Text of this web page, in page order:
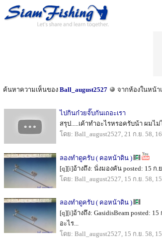
ค้นหาความเห็นของ Ball_august2527 จากห้องในหน้า
ไปกินก๋วยจั๊บกันเถอะเรา
สรุป.....เค้าทำอะไรหรอครับน้า ผมไม่
โดย: Ball_august2527, 21 ก.ย. 58,
ลองทำดูครับ ( คอหน้าดิน )
[q][i]อ้างถึง: นั่งมองคัน posted: 15 ก.
โดย: Ball_august2527, 15 ก.ย. 58,
ลองทำดูครับ ( คอหน้าดิน )
[q][i]อ้างถึง: GasidisBeam posted:
อะไร...
โดย: Ball_august2527, 15 ก.ย. 58,